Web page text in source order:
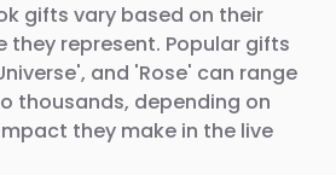
gifts vary based on their
they represent. Popular gifts
and 'Rose' can range
thousands, depending on
they make in the live